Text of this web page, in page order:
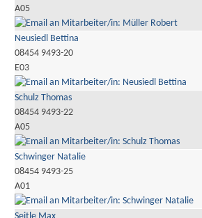
A05
Neusiedl Bettina
08454 9493-20
E03
Schulz Thomas
08454 9493-22
A05
Schwinger Natalie
08454 9493-25
A01